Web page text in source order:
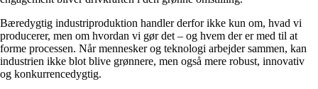
Bæredygtig industriproduktion handler derfor ikke kun om, hvad vi
producerer, men om hvordan vi gør det – og hvem der er med til at
forme processen. Når mennesker og teknologi arbejder sammen, kan
industrien ikke blot blive grønnere, men også mere robust, innovativ
og konkurrencedygtig.